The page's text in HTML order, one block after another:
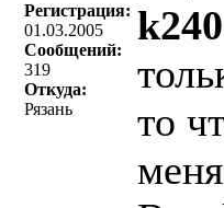
Регистрация:
01.03.2005
Сообщений:
319
Откуда:
Рязань
то